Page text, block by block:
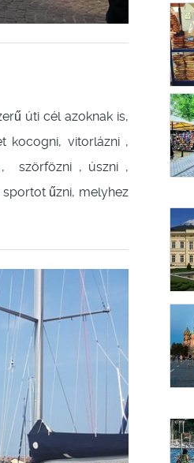
úti cél azoknak is,
kocogni, vitorlázni ,
, szörfözni , úszni ,
űzni, melyhez